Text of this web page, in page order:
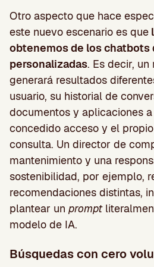
Otro aspecto que hace
este nuevo escenario es que
obtenemos de los chatbots
personalizadas. Es decir, un
generará resultados
usuario, su historial de
documentos y aplicaciones
concedido acceso y el
consulta. Un director de
mantenimiento y una
sostenibilidad, por ejemplo,
recomendaciones distintas,
plantear un prompt
modelo de IA.
Búsquedas con cero